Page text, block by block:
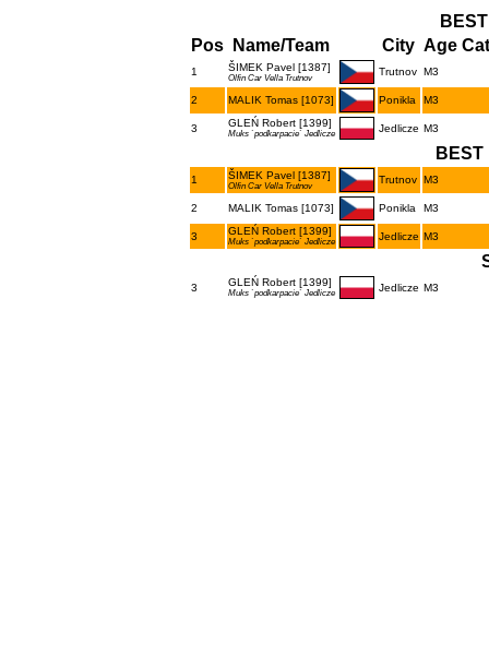
Pos
Name/Team City Age
1 ŠIMEK Pavel [1387]
Olfin Car Vella Trutnov
Trutnov M3
2 MALIK Tomas [1073] Ponikla M3
3 GLEŃ Robert [1399]
Muks `podkarpacie` Jedlicze Jedlicze M3
BEST
1 ŠIMEK Pavel [1387]
Olfin Car Vella Trutnov
Trutnov M3
2 MALIK Tomas [1073] Ponikla M3
3 GLEŃ Robert [1399]
Muks `podkarpacie` Jedlicze Jedlicze M3
3 GLEŃ Robert [1399]
Muks `podkarpacie` Jedlicze Jedlicze M3